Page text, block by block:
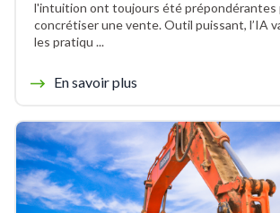
l'intuition ont toujours été prépondérantes
concrétiser une vente. Outil puissant, l’IA
les pratiqu ...
En savoir plus